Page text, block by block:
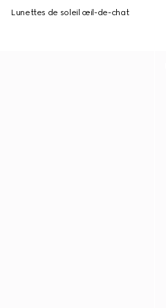
Lunettes de soleil œil-de-chat